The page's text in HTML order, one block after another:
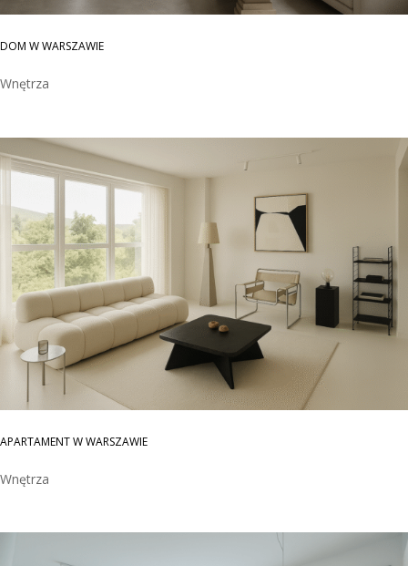
DOM W WARSZAWIE
Wnętrza
APARTAMENT W WARSZAWIE
Wnętrza